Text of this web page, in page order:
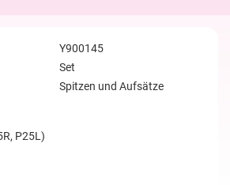
Y900145
Set
Spitzen und Aufsätze
P25L)